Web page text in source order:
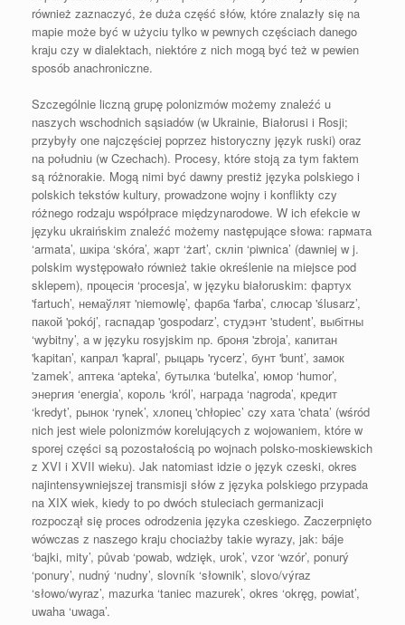
również zaznaczyć, że duża część słów, które znalazły się na
mapie może być w użyciu tylko w pewnych częściach danego
kraju czy w dialektach, niektóre z nich mogą być też w pewien
sposób anachroniczne.
Szczególnie liczną grupę polonizmów możemy znaleźć u
naszych wschodnich sąsiadów (w Ukrainie, Białorusi i Rosji;
przybyły one najczęściej poprzez historyczny język ruski) oraz
na południu (w Czechach). Procesy, które stoją za tym faktem
są różnorakie. Mogą nimi być dawny prestiż języka polskiego i
polskich tekstów kultury, prowadzone wojny i konflikty czy
różnego rodzaju współprace międzynarodowe. W ich efekcie w
języku ukraińskim znaleźć możemy następujące słowa: гармата
‘armata’, шкіра ‘skóra’, жарт ‘żart’, скліп ‘piwnica’ (dawniej w j.
polskim występowało również takie określenie na miejsce pod
sklepem), процесія ‘procesja’, w języku białoruskim: фартух
'fartuch’, немаўлят 'niemowlę’, фарба 'farba’, слюсар 'ślusarz’,
пакой 'pokój’, гаспадар 'gospodarz’, студэнт 'student’, выбітны
‘wybitny’, a w języku rosyjskim np. броня 'zbroja’, капитан
'kapitan’, капрал 'kapral’, рыцарь 'rycerz’, бунт 'bunt’, замок
'zamek’, аптека ‘apteka’, бутылка ‘butelka’, юмор ‘humor’,
энергия ‘energia’, король ‘król’, награда ‘nagroda’, кредит
‘kredyt’, рынок ‘rynek’, хлопец 'chłopiec’ czy хата 'chata’ (wśród
nich jest wiele polonizmów korelujących z wojowaniem, które w
sporej części są pozostałością po wojnach polsko-moskiewskich
z XVI i XVII wieku). Jak natomiast idzie o język czeski, okres
najintensywniejszej transmisji słów z języka polskiego przypada
na XIX wiek, kiedy to po dwóch stuleciach germanizacji
rozpoczął się proces odrodzenia języka czeskiego. Zaczerpnięto
wówczas z naszego kraju chociażby takie wyrazy, jak: báje
‘bajki, mity’, půvab ‘powab, wdzięk, urok’, vzor ‘wzór’, ponurý
‘ponury’, nudný ‘nudny’, slovník ‘słownik’, slovo/výraz
‘słowo/wyraz’, mazurka ‘taniec mazurek’, okres ‘okręg, powiat’,
uwaha ‘uwaga’.